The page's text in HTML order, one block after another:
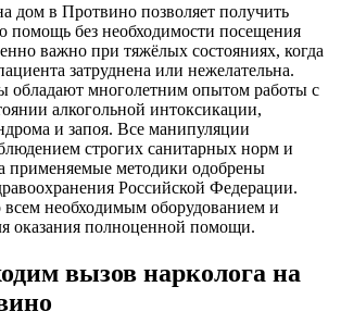
дом в Протвино позволяет получить
помощь без необходимости посещения
важно при тяжёлых состояниях, когда
затруднена или нежелательна.
обладают многолетним опытом работы с
алкогольной интоксикации,
и запоя. Все манипуляции
строгих санитарных норм и
применяемые методики одобрены
Российской Федерации.
всем необходимым оборудованием и
оказания полноценной помощи.
вызов нарколога на